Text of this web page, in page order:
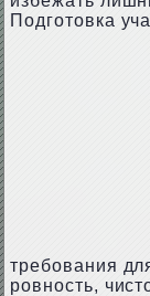
Подготовка
требования
ровность,